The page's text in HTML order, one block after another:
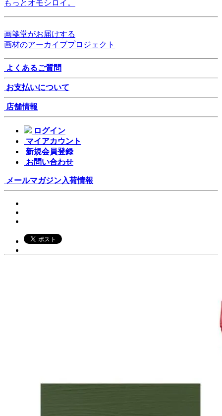
もっとオモシロイ。
画箋堂がお届けする
画材のアーカイブプロジェクト
よくあるご質問
お支払いについて
店舗情報
ログイン
マイアカウント
新規会員登録
お問い合わせ
メールマガジン入荷情報